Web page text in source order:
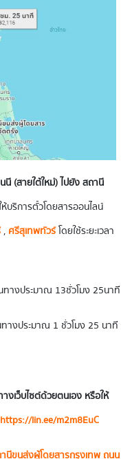
(สายใต้ใหม่) ไปยัง สถานี
บริการตั๋วโดยสารออนไลน์
, ศรีสุเทพทัวร์โดยใช้ระยะเวลา
ทางประมาณ 13 ชั่วโมง 25 นาที
ทางประมาณ 1 ชั่วโมง 25 นาที
เว็บไซต์ด้วยตนเอง หรือให้
https://lin.ee/m2m8EuC
นีขนส่งผู้โดยสารกรุงเทพ ถนน